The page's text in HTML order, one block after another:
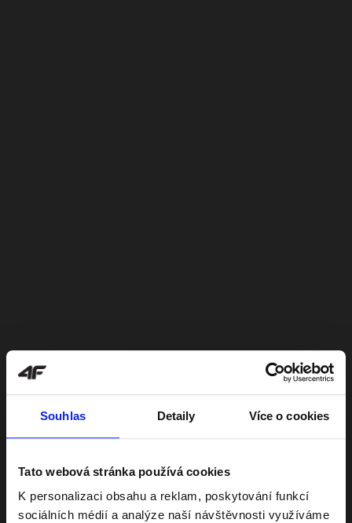
Souhlas Detaily Více o cookies
Tato webová stránka používá cookies
K personalizaci obsahu a reklam, poskytování funkcí
sociálních médií a analýze naší návštěvnosti využíváme